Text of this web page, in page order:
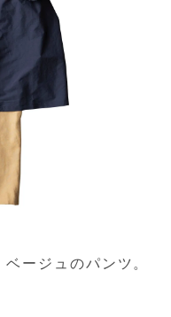
ベージュのパンツ。